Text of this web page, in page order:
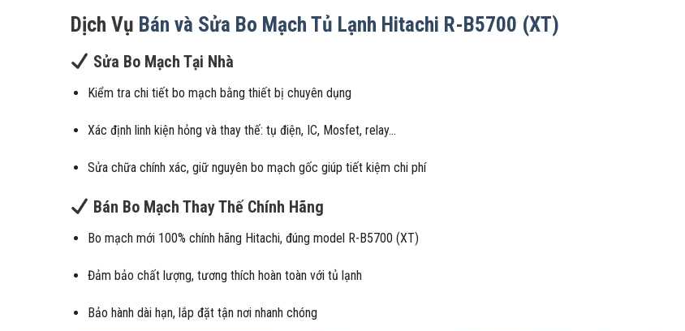
Dịch Vụ Bán và Sửa Bo Mạch Tủ Lạnh Hitachi R-B5700 (XT)
Sửa Bo Mạch Tại Nhà
Kiểm tra chi tiết bo mạch bằng thiết bị chuyên dụng
Xác định linh kiện hỏng và thay thế: tụ điện, IC, Mosfet, relay…
Sửa chữa chính xác, giữ nguyên bo mạch gốc giúp tiết kiệm chi phí
Bán Bo Mạch Thay Thế Chính Hãng
Bo mạch mới 100% chính hãng Hitachi, đúng model R-B5700 (XT)
Đảm bảo chất lượng, tương thích hoàn toàn với tủ lạnh
Bảo hành dài hạn, lắp đặt tận nơi nhanh chóng